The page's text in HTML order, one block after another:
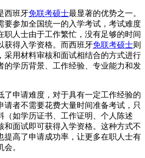
西班牙免联考硕士最显著的优势之一。
要参加全国统一的入学考试，考试难度
职人士由于工作繁忙，没有足够的时间
获得入学资格。而西班牙免联考硕士则
采用材料审核和面试相结合的方式进行
的学历背景、工作经验、专业能力和发
了申请难度，对于具有一定工作经验的
请者不需要花费大量时间准备考试，只
（如学历证书、工作证明、个人陈述
和面试即可获得入学资格。这种方式不
提高了申请成功率，让更多在职人士有
。